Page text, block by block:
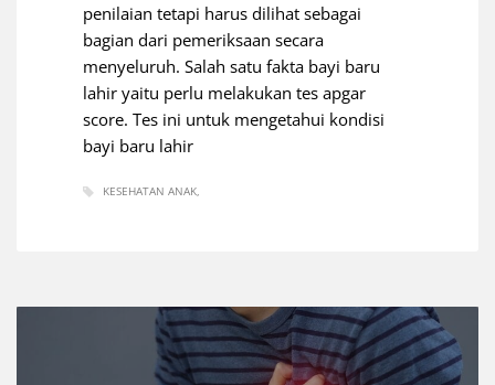
penilaian tetapi harus dilihat sebagai
bagian dari pemeriksaan secara
menyeluruh. Salah satu fakta bayi baru
lahir yaitu perlu melakukan tes apgar
score. Tes ini untuk mengetahui kondisi
bayi baru lahir
KESEHATAN ANAK